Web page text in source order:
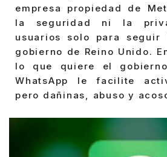
empresa propiedad de
la seguridad ni la
usuarios solo para seguir
gobierno de Reino Unido.
lo que quiere el
WhatsApp le facilite
pero dañinas, abuso y